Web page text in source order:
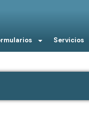
Servicios